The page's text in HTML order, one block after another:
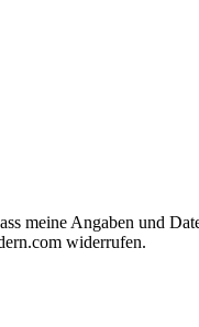
meine Angaben und
widerrufen.